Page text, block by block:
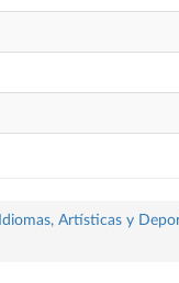
Artísticas y